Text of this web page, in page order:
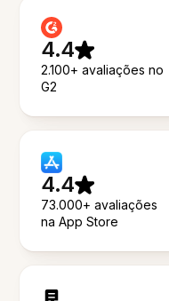
4.4
2.100+ avaliações no
G2
4.4
73.000+ avaliações
na App Store